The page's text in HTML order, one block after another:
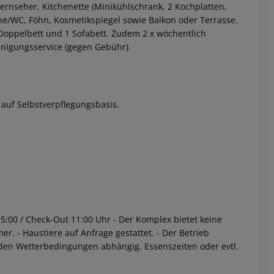
Kitchenette (Minikühlschrank, 2 Kochplatten,
WC, Föhn, Kosmetikspiegel sowie Balkon oder Terrasse.
und 1 Sofabett. Zudem 2 x wöchentlich
(gegen Gebühr).
Selbstverpflegungsbasis.
/ Check-Out 11:00 Uhr - Der Komplex bietet keine
- Haustiere auf Anfrage gestattet. - Der Betrieb
Wetterbedingungen abhängig. Essenszeiten oder evtl.